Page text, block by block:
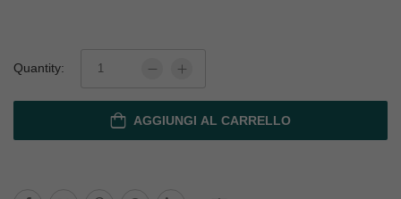
Quantity:
AGGIUNGI AL CARRELLO